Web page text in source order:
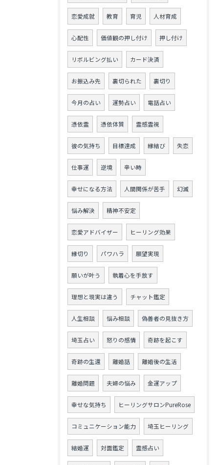
恋愛成就 教育 育児 人材育成
心配性 価値観の押し付け 押し付け
リボルビング払い カード決済
お振込み先 裏切られた 裏切り
今月の占い 運勢占い 電話占い
憑依霊 憑依体質 霊感霊視
彼の気持ち 目標達成 縁結び 失恋
仕事運 逆境 辛い時
幸せになる方法 人間関係が苦手 幻滅
悩み解決 精神不安定
恋愛アドバイザー ヒーリング効果
縁切り パワハラ 願望実現
願いが叶う 執着心を手放す
理想と現実は違う チャット鑑定
人生相談 悩み相談 偽善者の見抜き方
埼玉占い 怒りの感情 奇跡を起こす
奇跡の生還 離婚話 離婚後の生活
離婚問題 夫婦の悩み 金運アップ
幸せな気持ち ヒーリングサロンPureRose
コミュニケーション能力 埼玉ヒーリング
結婚運 対面鑑定 霊感占い